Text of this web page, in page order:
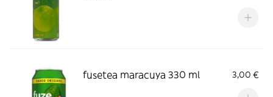
fusetea maracuya 330 ml 3,00 €